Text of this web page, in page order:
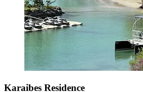
Karaibes Residence